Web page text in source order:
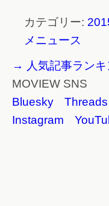
カテゴリー:
メニュース
→ 人気記事ランキ
MOVIEW SNS
Bluesky
Threads
Instagram